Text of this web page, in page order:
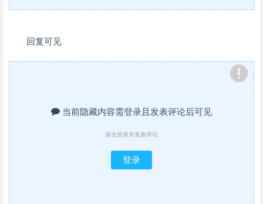
回复可见
当前隐藏内容需登录且发表评论后可见
请先登录并发表评论
登录